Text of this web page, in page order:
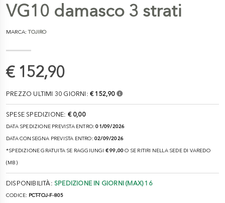
VG10 damasco 3 strati
MARCA:TOJIRO
€ 152,90
PREZZO ULTIMI 30 GIORNI: € 152,90
SPESE SPEDIZIONE: € 0,00
DATA SPEDIZIONE PREVISTA ENTRO:01/09/2026
DATA CONSEGNA PREVISTA ENTRO: 02/09/2026
*SPEDIZIONE GRATUITA SE RAGGIUNGI € 99,00O SE RITIRI NELLA SEDE DI VAREDO
(MB)
DISPONIBILITÀ: SPEDIZIONE IN GIORNI (MAX) 16
CODICE: PCT-TOJ-F-805